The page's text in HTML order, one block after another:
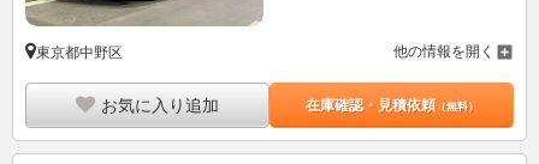
東京都中野区 他の情報を開く
お気に入り追加 在庫確認・見積依頼（無料）